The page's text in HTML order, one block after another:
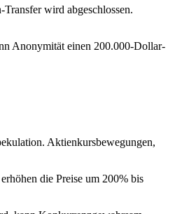
wird abgeschlossen.
Anonymität einen 200.000-Dollar-
Aktienkursbewegungen,
die Preise um 200% bis